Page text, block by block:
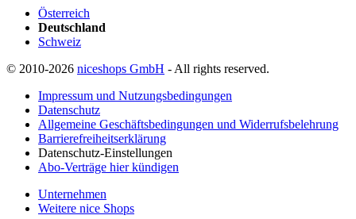
Österreich
Deutschland
Schweiz
© 2010-2026 niceshops GmbH - All rights reserved.
Impressum und Nutzungsbedingungen
Datenschutz
Allgemeine Geschäftsbedingungen und Widerrufsbelehrung
Barrierefreiheitserklärung
Datenschutz-Einstellungen
Abo-Verträge hier kündigen
Unternehmen
Weitere nice Shops